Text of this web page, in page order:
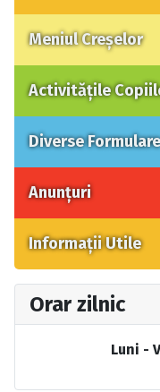
Meniul Creșelor
Activitățile
Diverse Formulare
Anunțuri
Informații Utile
Orar zilnic
Luni -